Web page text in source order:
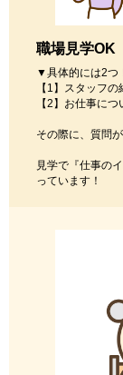
職場見学OK
▼具体的には2つ
【1】スタッフの
【2】お仕事に
その際に、質問
見学で『仕事の
っています！